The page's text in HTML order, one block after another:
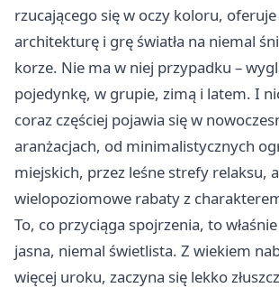
rzucającego się w oczy koloru,
architekturę i grę światła na niemal
korze. Nie ma w niej przypadku –
pojedynkę, w grupie, zimą i latem. I
coraz częściej pojawia się w
aranżacjach, od minimalistycznych
miejskich, przez leśne strefy relaksu,
wielopoziomowe rabaty z
To, co przyciąga spojrzenia, to
jasna, niemal świetlista. Z wiekiem
więcej uroku, zaczyna się lekko